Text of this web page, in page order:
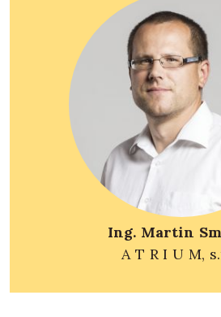
Ing. Martin
A T R I U M,